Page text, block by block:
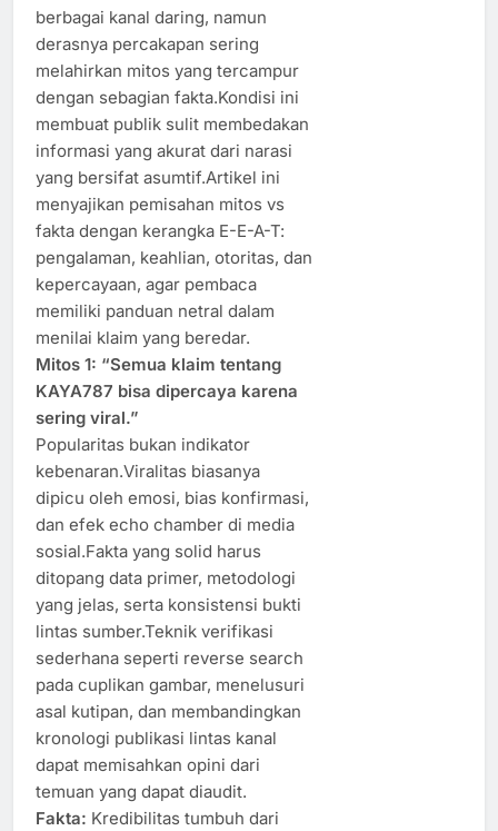
berbagai kanal daring, namun
derasnya percakapan sering
melahirkan mitos yang tercampur
dengan sebagian fakta.Kondisi ini
membuat publik sulit membedakan
informasi yang akurat dari narasi
yang bersifat asumtif.Artikel ini
menyajikan pemisahan mitos vs
fakta dengan kerangka E-E-A-T:
pengalaman, keahlian, otoritas, dan
kepercayaan, agar pembaca
memiliki panduan netral dalam
menilai klaim yang beredar.
Mitos 1: “Semua klaim tentang
KAYA787 bisa dipercaya karena
sering viral.”
Popularitas bukan indikator
kebenaran.Viralitas biasanya
dipicu oleh emosi, bias konfirmasi,
dan efek echo chamber di media
sosial.Fakta yang solid harus
ditopang data primer, metodologi
yang jelas, serta konsistensi bukti
lintas sumber.Teknik verifikasi
sederhana seperti reverse search
pada cuplikan gambar, menelusuri
asal kutipan, dan membandingkan
kronologi publikasi lintas kanal
dapat memisahkan opini dari
temuan yang dapat diaudit.
Fakta: Kredibilitas tumbuh dari